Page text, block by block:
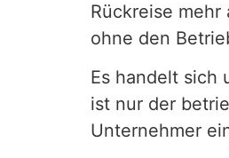
Rückreise mehr
ohne den
Es handelt sich
ist nur der
Unternehmer